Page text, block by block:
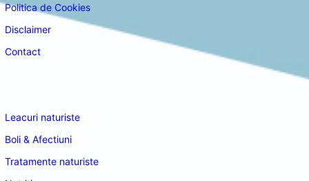
Politica de Cookies
Disclaimer
Contact
Leacuri naturiste
Boli & Afectiuni
Tratamente naturiste